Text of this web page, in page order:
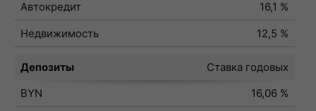
Автокредит
16,1 %
Недвижимость
12,5 %
Депозиты
Ставка годовых
BYN
16,06 %